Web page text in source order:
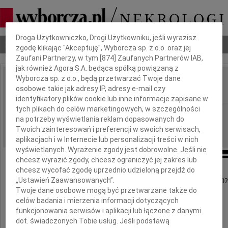
Nekrologi Odeszli Poradnik pogrzebowy
IMIĘ I NAZWISKO: Stanisław Jan Markisz
REGION: Lublin
DATA EMISJI: 31.07.2020
Z głębokim żalem zawiadamiamy, że dnia 23 lipca
odszedł nasz Ojciec, Mąż i Dziadek
Dbamy o Twoją prywatność
Droga Użytkowniczko, Drogi Użytkowniku, jeśli wyrazisz
zgodę klikając "Akceptuję", Wyborcza sp. z o.o. oraz jej
Zaufani Partnerzy, w tym [874 ] Zaufanych Partnerów IAB,
jak również Agora S.A. będąca spółką powiązaną z
Wyborcza sp. z o.o., będą przetwarzać Twoje dane
osobowe takie jak adresy IP, adresy e-mail czy
identyfikatory plików cookie lub inne informacje zapisane w
tych plikach do celów marketingowych, w szczególności
na potrzeby wyświetlania reklam dopasowanych do
Twoich zainteresowań i preferencji w swoich serwisach,
aplikacjach i w Internecie lub personalizacji treści w nich
wyświetlanych. Wyrażenie zgody jest dobrowolne. Jeśli nie
chcesz wyrazić zgody, chcesz ograniczyć jej zakres lub
chcesz wycofać zgodę uprzednio udzieloną przejdź do
„Ustawień Zaawansowanych”.
Twoje dane osobowe mogą być przetwarzane także do
celów badania i mierzenia informacji dotyczących
funkcjonowania serwisów i aplikacji lub łączone z danymi
dot. świadczonych Tobie usług. Jeśli podstawą